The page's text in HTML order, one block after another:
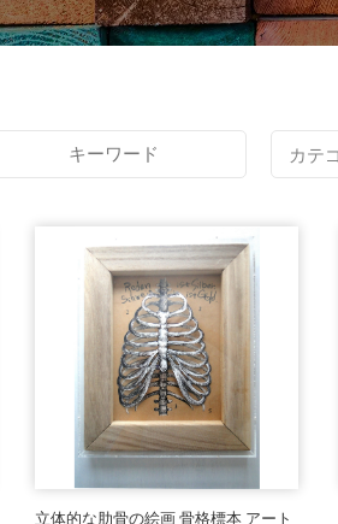
立体的な肋骨の絵画 骨格標本 アート